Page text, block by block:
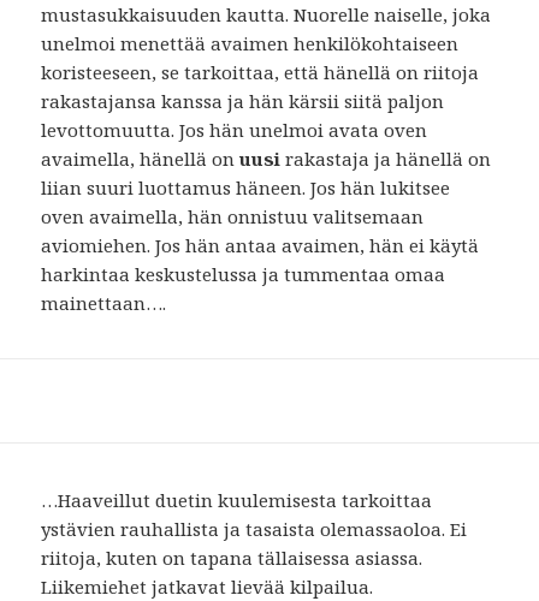
mustasukkaisuuden kautta. Nuorelle naiselle, joka
unelmoi menettää avaimen henkilökohtaiseen
koristeeseen, se tarkoittaa, että hänellä on riitoja
rakastajansa kanssa ja hän kärsii siitä paljon
levottomuutta. Jos hän unelmoi avata oven
avaimella, hänellä onuusi rakastaja ja hänellä on
liian suuri luottamus häneen. Jos hän lukitsee
oven avaimella, hän onnistuu valitsemaan
aviomiehen. Jos hän antaa avaimen, hän ei käytä
harkintaa keskustelussa ja tummentaa omaa
mainettaan….
…Haaveillut duetin kuulemisesta tarkoittaa
ystävien rauhallista ja tasaista olemassaoloa. Ei
riitoja, kuten on tapana tällaisessa asiassa.
Liikemiehet jatkavat lievää kilpailua.